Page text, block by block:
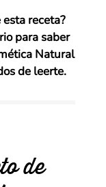
receta?
para saber
Natural
de leerte.
de